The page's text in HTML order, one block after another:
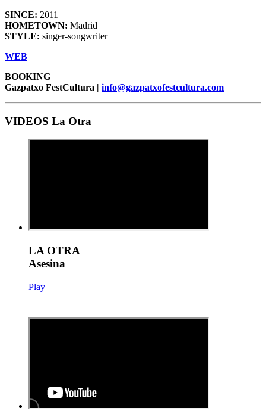
SINCE: 2011
HOMETOWN: Madrid
STYLE: singer-songwriter
WEB
BOOKING
Gazpatxo FestCultura | info@gazpatxofestcultura.com
VIDEOS La Otra
LA OTRA
Asesina
Play